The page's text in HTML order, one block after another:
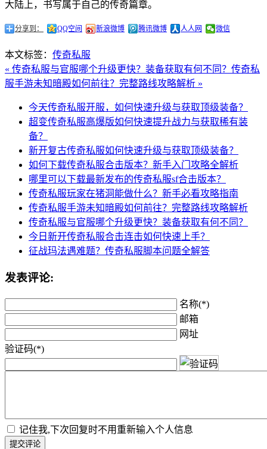
大陆上，书写属于自己的传奇篇章。
分享到： QQ空间 新浪微博 腾讯微博 人人网 微信
本文标签： 传奇私服
« 传奇私服与官服哪个升级更快？装备获取有何不同？ 传奇私
服手游未知暗殿如何前往？完整路线攻略解析 »
今天传奇私服开服，如何快速升级与获取顶级装备？
超变传奇私服高爆版如何快速提升战力与获取稀有装
备？
新开复古传奇私服如何快速升级与获取顶级装备？
如何下载传奇私服合击版本？新手入门攻略全解析
哪里可以下载最新发布的传奇私服sf合击版本？
传奇私服玩家在猪洞能做什么？新手必看攻略指南
传奇私服手游未知暗殿如何前往？完整路线攻略解析
传奇私服与官服哪个升级更快？装备获取有何不同？
今日新开传奇私服合击连击如何快速上手？
征战玛法遇难题？传奇私服脚本问题全解答
发表评论:
名称(*)
邮箱
网址
验证码(*)
记住我,下次回复时不用重新输入个人信息
提交评论